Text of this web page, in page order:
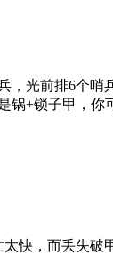
光前排6个
锅+锁子甲，
快，而丢失破